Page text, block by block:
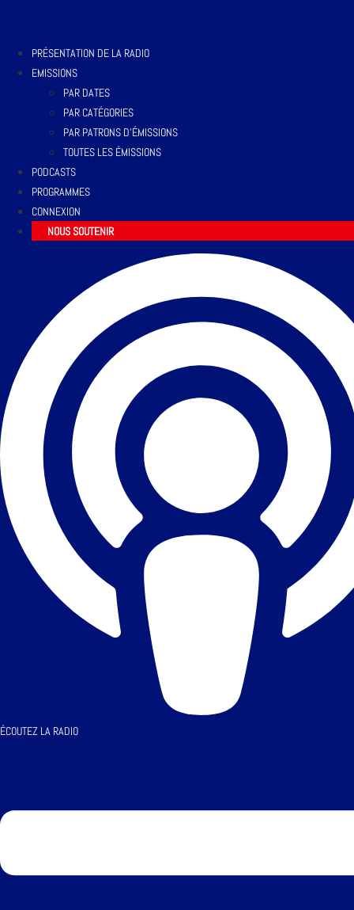
PRÉSENTATION DE LA RADIO
EMISSIONS
PAR DATES
PAR CATÉGORIES
PAR PATRONS D’ÉMISSIONS
TOUTES LES ÉMISSIONS
PODCASTS
PROGRAMMES
CONNEXION
NOUS SOUTENIR
ÉCOUTEZ LA RADIO